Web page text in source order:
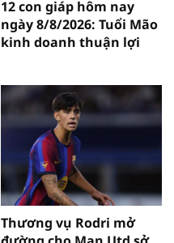
12 con giáp hôm nay
ngày 8/8/2026: Tuổi Mão
kinh doanh thuận lợi
Thương vụ Rodri mở